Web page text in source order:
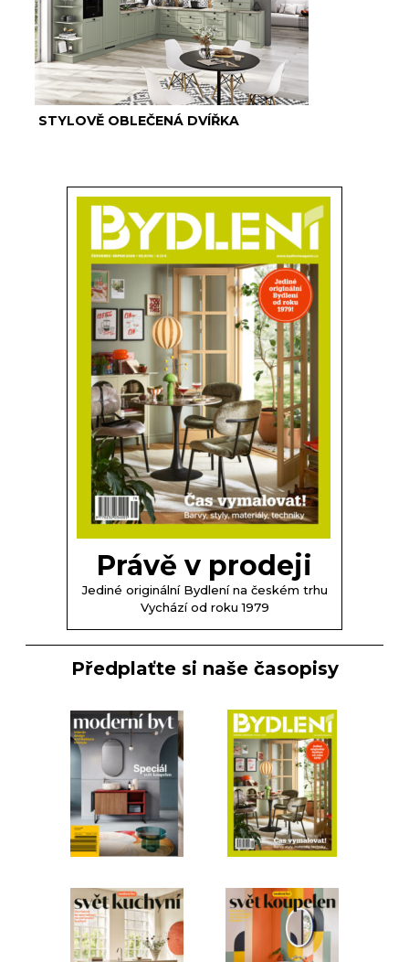
STYLOVĚ OBLEČENÁ DVÍŘKA
Právě v prodeji
Jediné originální Bydlení na českém trhu
Vychází od roku 1979
Předplaťte si naše časopisy